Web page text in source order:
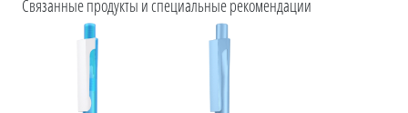
Связанные продукты и специальные рекомендации